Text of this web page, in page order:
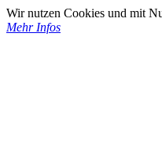
Wir nutzen Cookies und mit
Mehr Infos